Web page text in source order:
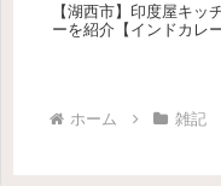
【湖西市】印度屋キッ
ーを紹介【インドカレー
ホーム 雑記